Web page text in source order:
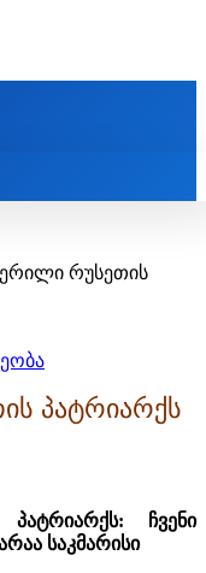
რუსეთის
პატრიარქს
ჩვენი
საკმარისი